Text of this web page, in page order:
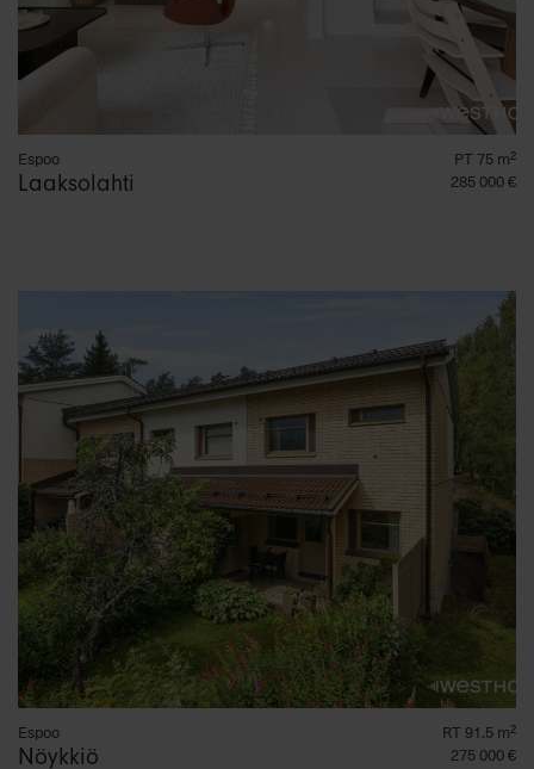
Espoo
Laaksolahti
PT 75 m²
285 000 €
Espoo
Nöykkiö
RT 91.5 m²
275 000 €